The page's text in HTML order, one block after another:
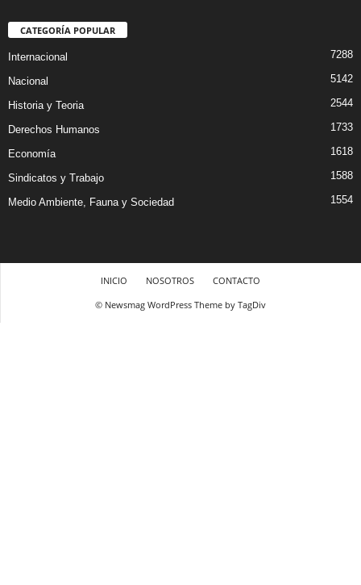
CATEGORÍA POPULAR
Internacional 7288
Nacional 5142
Historia y Teoria 2544
Derechos Humanos 1733
Economía 1618
Sindicatos y Trabajo 1588
Medio Ambiente, Fauna y Sociedad 1554
INICIO NOSOTROS
CONTACTO
© Newsmag WordPress Theme by TagDiv